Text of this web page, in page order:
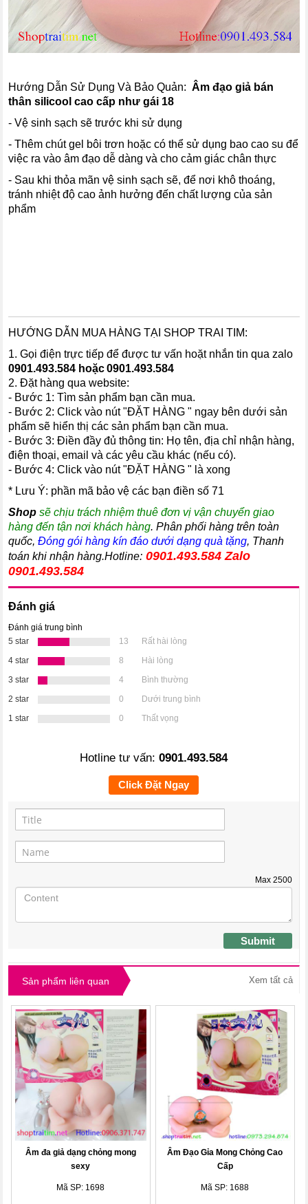
Hướng Dẫn Sử Dụng Và Bảo Quản: Âm đạo giả bán
thân silicool cao cấp như gái 18
- Vệ sinh sạch sẽ trước khi sử dụng
- Thêm chút gel bôi trơn hoặc có thể sử dụng bao cao su để
việc ra vào âm đạo dễ dàng và cho cảm giác chân thực
- Sau khi thỏa mãn vệ sinh sạch sẽ, để nơi khô thoáng,
tránh nhiệt độ cao ảnh hưởng đến chất lượng của sản
phẩm
HƯỚNG DẪN MUA HÀNG TẠI SHOP TRAI TIM:
1. Gọi điện trực tiếp để được tư vấn hoặt nhắn tin qua zalo
0901.493.584 hoặc 0901.493.584
2. Đặt hàng qua website:
- Bước 1: Tìm sản phẩm bạn cần mua.
- Bước 2: Click vào nút "ĐẶT HÀNG " ngay bên dưới sản
phẩm sẽ hiển thị các sản phẩm bạn cần mua.
- Bước 3: Điền đầy đủ thông tin: Họ tên, địa chỉ nhận hàng,
điện thoại, email và các yêu cầu khác (nếu có).
- Bước 4: Click vào nút "ĐẶT HÀNG " là xong
* Lưu Ý: phần mã bảo vệ các bạn điền số 71
Shop sẽ chịu trách nhiệm thuê đơn vị vận chuyển giao
hàng đến tận nơi khách hàng. Phân phối hàng trên toàn
quốc,Đóng gói hàng kín đáo dưới dạng quà tặng, Thanh
toán khi nhận hàng.Hotline: 0901.493.584 Zalo
0901.493.584
Đánh giá
Đánh giá trung bình
5 star
13
Rất hài lòng
4 star
8
Hài lòng
3 star
4
Bình thường
2 star
0
Dưới trung bình
1 star
0 Thất vọng
Hotline tư vấn: 0901.493.584
Click Đặt Ngay
Max 2500
Submit
Sản phẩm liên quan Xem tất cả
Âm đa giả dạng chỏng mong
sexy
Mã SP: 1698
Âm Đạo Gỉa Mong Chỏng Cao
Cấp
Mã SP: 1688